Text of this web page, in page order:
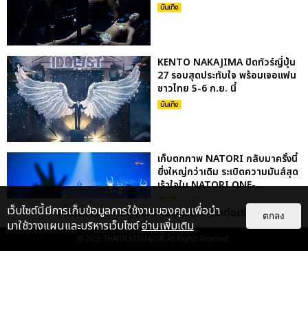
บันเทิง
KENTO NAKAJIMA ปิดทัวร์ญี่ปุ่น
27 รอบสุดประทับใจ พร้อมเจอแฟน
ชาวไทย 5-6 ก.ย. นี้
บันเทิง
เก็บตกภาพ NATORI กลับมาครั้งนี้
ยิ่งใหญ่กว่าเดิม ระเบิดความมันส์สุด
เร้าใจใน NATORI ONE-...
บันเทิง : 5
เตโช-ปิง ชวนดูแมตซ์แรกซีรีส์
เกี่ยวกับเรา ติดต่อลงโฆษณา ติดต่อเรา
© 2026 THAITICKETMAJOR All Rights Reserved.
เว็บไซต์นี้มีการเก็บข้อมูลการใช้งานของคุณเพื่อนำ
มาใช้วางแผนและบริหารเว็บไซต์อ่านเพิ่มเติม
ตกลง